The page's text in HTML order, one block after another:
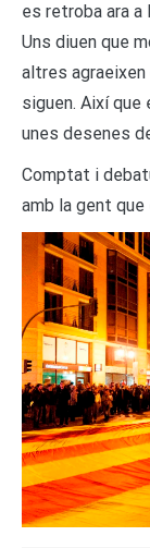
es retroba ara
Uns diuen que
altres
siguen. Així que
unes desenes
Comptat i
amb la gent que